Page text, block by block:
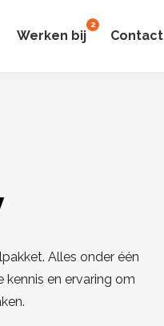
Werken bij
2
Contact
Alles onder één
kennis en ervaring om